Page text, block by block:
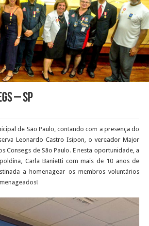
– SP
de São Paulo, contando com a presença do
Leonardo Castro Isipon, o vereador Major
Consegs de São Paulo. E nesta oportunidade, a
Carla Banietti com mais de 10 anos de
a homenagear os membros voluntários